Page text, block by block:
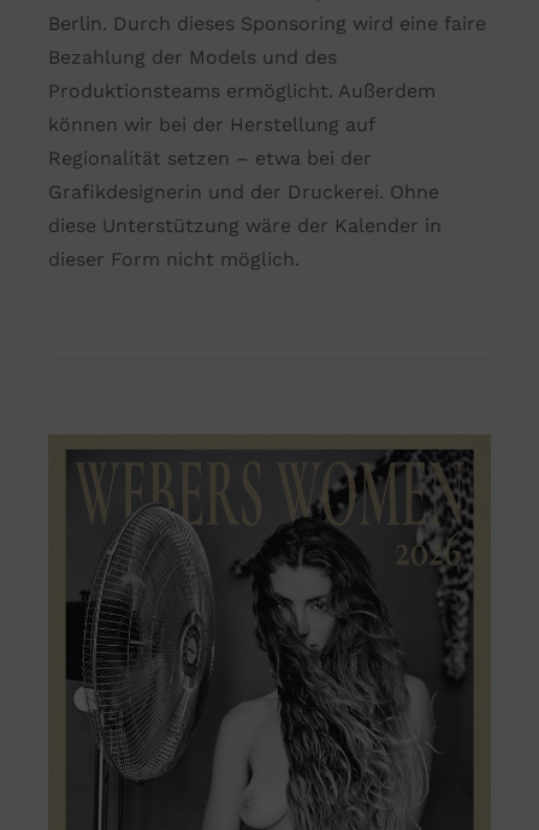
Berlin. Durch dieses Sponsoring wird eine faire
Bezahlung der Models und des
Produktionsteams ermöglicht. Außerdem
können wir bei der Herstellung auf
Regionalität setzen – etwa bei der
Grafikdesignerin und der Druckerei. Ohne
diese Unterstützung wäre der Kalender in
dieser Form nicht möglich.